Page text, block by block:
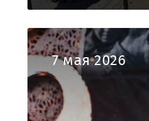
7 мая 2026